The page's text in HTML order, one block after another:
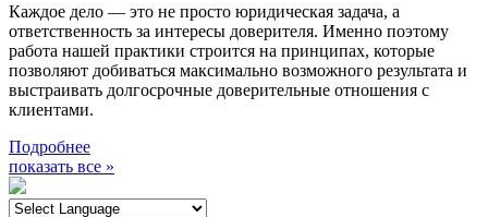
Каждое дело — это не просто юридическая задача, а
ответственность за интересы доверителя. Именно поэтому
работа нашей практики строится на принципах, которые
позволяют добиваться максимально возможного результата и
выстраивать долгосрочные доверительные отношения с
клиентами.
Подробнее
показать все »